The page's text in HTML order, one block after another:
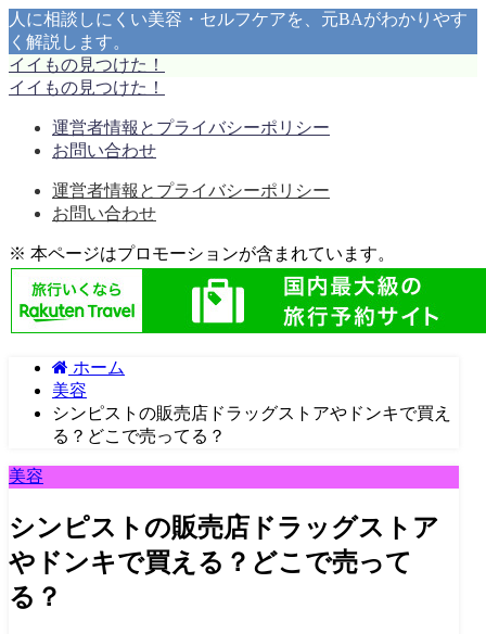
人に相談しにくい美容・セルフケアを、元BAがわかりやす
く解説します。
イイもの見つけた！
イイもの見つけた！
運営者情報とプライバシーポリシー
お問い合わせ
運営者情報とプライバシーポリシー
お問い合わせ
※ 本ページはプロモーションが含まれています。
ホーム
美容
シンピストの販売店ドラッグストアやドンキで買え
る？どこで売ってる？
美容
シンピストの販売店ドラッグストア
やドンキで買える？どこで売って
る？